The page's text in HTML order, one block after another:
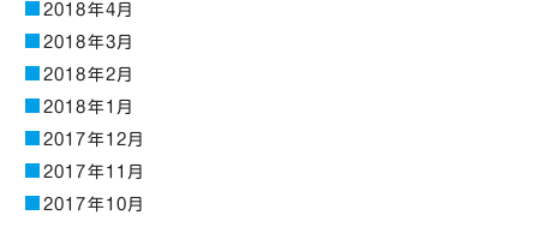
2018年4月
2018年3月
2018年2月
2018年1月
2017年12月
2017年11月
2017年10月